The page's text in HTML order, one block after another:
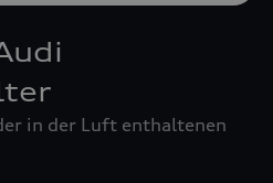
in der Luft enthaltenen